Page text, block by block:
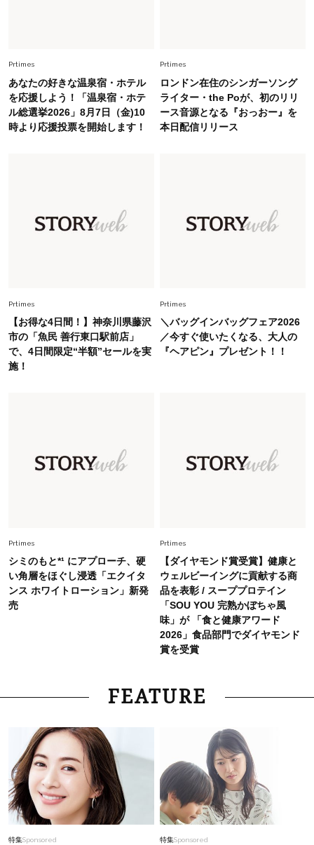
Fashion 2026.7.16
白黒でもこんなに華やぐ！40代、夏の「甘めト
ップス×パンツ」コーデ〈3選〉
Fashion 2026.8.5
オシャレ40代の【ワンピ＆オールインワン】最
旬着こなし3選。地味見え回避のコツは「バッグ
Fashion 2026.7.25
【40代夏コーデ】猛暑でも快適＆上品に！体型
カバーも叶う厳選アイテム〈13選〉
Prtimes
あなたの好きな温泉宿・ホテル
を応援しよう！「温泉宿・ホテ
ル総選挙2026」8月7日（金)10
時より応援投票を開始します！
Prtimes
ロンドン在住のシンガーソング
ライター・the Poが、初のリリ
ース音源となる『おっおー』を
本日配信リリース
Prtimes
【お得な4日間！】神奈川県藤沢
市の「魚民 善行東口駅前店」
で、4日間限定“半額”セールを実
施！
Prtimes
＼バッグインバッグフェア2026
／今すぐ使いたくなる、大人の
『ヘアピン』プレゼント！！
Prtimes
シミのもと*¹ にアプローチ、硬
い角層をほぐし浸透「エクイタ
ンス ホワイトローション」新発
売
Prtimes
【ダイヤモンド賞受賞】健康と
ウェルビーイングに貢献する商
品を表彰 / スーププロテイン
「SOU YOU 完熟かぼちゃ風
味」が 「食と健康アワード
2026」食品部門でダイヤモンド
賞を受賞
FEATURE
特集Sponsored 特集Sponsored